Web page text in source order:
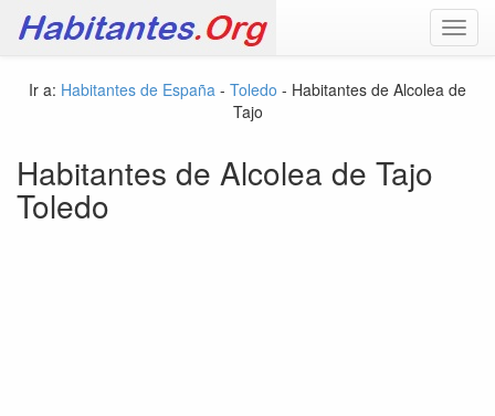
Ir a: Habitantes de España - Toledo - Habitantes de Alcolea de
Tajo
Habitantes de Alcolea de Tajo
Toledo